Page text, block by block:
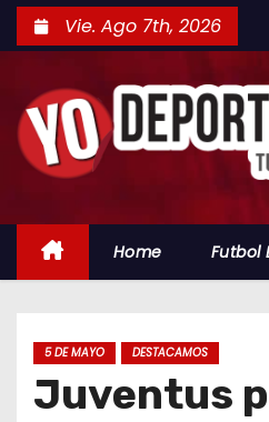
a
l
Vie. Ago 7th, 2026
Home Futbol
5 DE MAYO DESTACAMOS
Juventus